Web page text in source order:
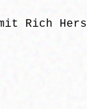
mit Rich